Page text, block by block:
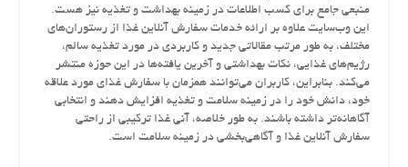
منبعی جامع برای کسب اطلاعات در زمینه بهداشت و تغذیه نیز هست.
این وب‌سایت علاوه بر ارائه خدمات سفارش آنلاین غذا از رستوران‌های
مختلف، به طور مرتب مقالاتی جدید و کاربردی در مورد تغذیه سالم،
رژیم‌های غذایی، نکات بهداشتی و آخرین یافته‌ها در این حوزه منتشر
می‌کند. بنابراین، کاربران می‌توانند همزمان با سفارش غذای مورد علاقه
خود، دانش خود را در زمینه سلامت و تغذیه افزایش دهند و انتخابی
آگاهانه‌تر داشته باشند. به طور خلاصه، آنی غذا ترکیبی از راحتی
سفارش آنلاین غذا و آگاهی‌بخشی در زمینه سلامت است.